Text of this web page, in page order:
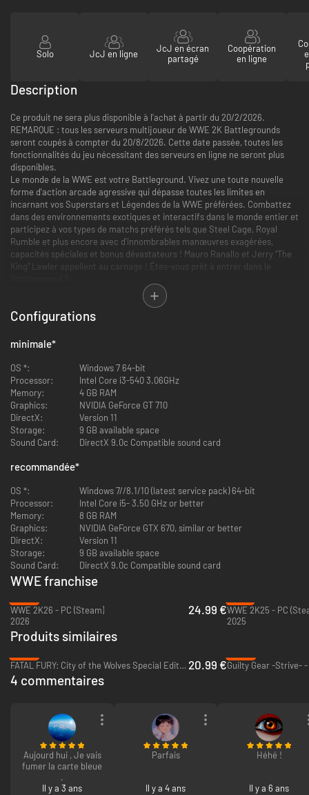
Solo JcJ en ligne
JcJ en écran
partagé
Coopération
en ligne
Description
Ce produit ne sera plus disponible à l'achat à partir du 20/2/2026.
REMARQUE : tous les serveurs multijoueur de WWE 2K Battlegrounds
seront coupés à compter du 20/8/2026. Cette date passée, toutes les
fonctionnalités du jeu nécessitant des serveurs en ligne ne seront plus
disponibles.
Le monde de la WWE est votre Battleground. Vivez une toute nouvelle
forme d'action arcade agressive qui dépasse toutes les limites en
incarnant vos Superstars et Légendes de la WWE préférées. Combattez
dans des environnements exotiques et interactifs dans le monde entier et
participez à vos types de matchs préférés tels que Steel Cage, Royal
Rumble et plus encore avec d'innombrables manœuvres exagérées,
capacités spéciales et bonus dévastateurs ! Mauro Ranallo et Jerry “The
King” Lawler appellent au carnage ! Êtes-vous prêt à entrer dans le
d'affrontements dans un pandémonium débridé, déstabilisant et
spéciales pour anéantir votre adversaire dans des environnements
interactifs !
Combattez dans le monde entier !
Jouez à un tout nouveau mode histoire raconté à travers des planches de
bande dessinée originales aux côtés de Paul Heyman et Stone Cold Steve
Austin et menez la recherche des prochaines Superstars de la WWE !
Incarnez de nouveaux personnages uniques et hauts en couleur et
courage et prouver vos capacités tout en débloquant de nouveaux
personnages et Battlegrounds pendant votre aventure !
C'est votre Battleground !
Vivez votre propre expérience WWE 2K Battlegrounds grâce à des
éléments personnalisables qui vous permettront de créer, personnaliser
et modifier vos propres personnages et Battlegrounds originaux !
De nombreux types de matchs différents !
Bataillez dans une sélection de vos types de matchs préférés dans
l'euphorie et les rebondissements incroyables, tels que les matchs Steel
Battlegrounds !
Affrontements en réseau local et en ligne !
the Battleground et survivez à la mêlée en ligne contre des joueurs du
monde entier ! Combattez également en multijoueur local et dominez vos
Configurations
minimale*
OS *:
Windows 7 64-bit
Processor:
Intel Core i3-540 3.06GHz
Memory:
4 GB RAM
Graphics:
NVIDIA GeForce GT 710
DirectX:
Version 11
Storage:
9 GB available space
Sound Card:
DirectX 9.0c Compatible sound card
recommandée*
OS *:
Windows 7//8.1/10 (latest service pack) 64-bit
Processor:
Intel Core i5- 3.50 GHz or better
Memory:
8 GB RAM
Graphics:
NVIDIA GeForce GTX 670, similar or better
DirectX:
Version 11
Storage:
9 GB available space
Sound Card:
DirectX 9.0c Compatible sound card
WWE franchise
WWE 2K26 - PC (Steam)
2026
24.99 €WWE 2K25 - PC
2025
Produits similaires
FATAL FURY: City of the Wolves Special Edition - PC (Steam) 20.99 €Guilty Gear -Strive- -
4 commentaires
Aujourd hui , Je vais
fumer la carte bleue
.
Il y a 3 ans
Parfais
Il y a 4 ans
Héhé !
Il y a 6 ans